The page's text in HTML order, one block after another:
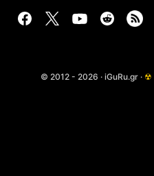
© 2012 - 2026 · iGuRu.gr · ☢